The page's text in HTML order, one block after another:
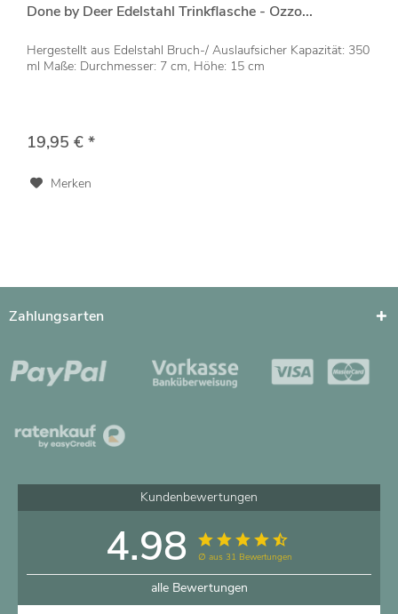
Done by Deer Edelstahl Trinkflasche - Ozzo...
Hergestellt aus Edelstahl Bruch-/ Auslaufsicher Kapazität: 350
ml Maße: Durchmesser: 7 cm, Höhe: 15 cm
19,95 € *
Merken
Zahlungsarten
Kundenbewertungen
4.98 ∅ aus 31 Bewertungen
alle Bewertungen